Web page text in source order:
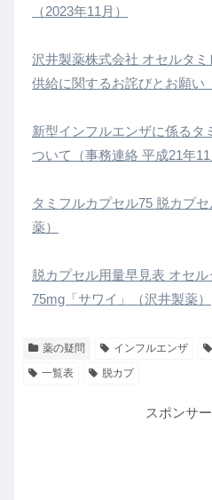
（2023年11月）
沢井製薬株式会社 オセルタ
供給に関するお詫びとお願い
新型インフルエンザに係るタ
ついて（事務連絡 平成21年11
タミフルカプセル75 脱カプ
薬）
脱カプセル⽤量早⾒表 オセ
75mg「サワイ」（沢井製薬）
薬の疑問 インフルエンザ
一覧表
脱カプ
スポンサ